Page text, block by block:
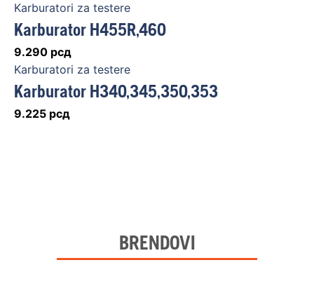
Karburatori za testere
Karburator H455R,460
9.290 рсд
Karburatori za testere
Karburator H340,345,350,353
9.225 рсд
BRENDOVI